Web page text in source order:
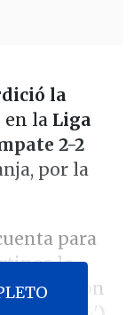
la
en la Liga
2-2
por la
para
lo
con